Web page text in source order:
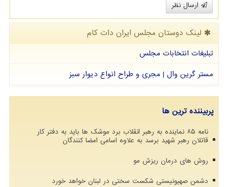
ارسال نظر
لینک دوستان مجلس ایران دات كام
تبلیغات انتخابات مجلس
مستر گرین وال | مجری و طراح انواع دیوار سبز
پربیننده ترین ها
نامه ۸۵ نماینده به رهبر انقلاب برد موشک ها باید به دفتر کار
قاتلان رهبر شهید برسد به علاوه اسامی امضا کنندگان
روش های درمان ریزش مو
دشمن صهیونیستی شکست سختی در لبنان خواهد خورد